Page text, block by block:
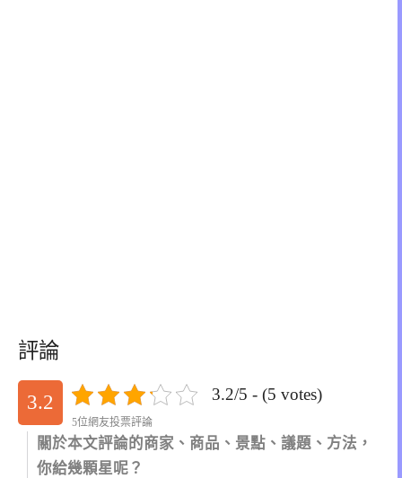
評論
3.2 3.2/5 - (5 votes)
5位網友投票評論
關於本文評論的商家、商品、景點、議題、方法，
你給幾顆星呢？